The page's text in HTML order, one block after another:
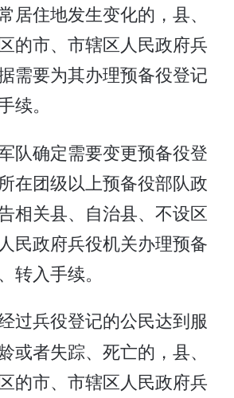
居住地发生变化的，县、
的市、市辖区人民政府兵
需要为其办理预备役登记
续。
队确定需要变更预备役登
在团级以上预备役部队政
相关县、自治县、不设区
民政府兵役机关办理预备
转入手续。
过兵役登记的公民达到服
或者失踪、死亡的，县、
的市、市辖区人民政府兵